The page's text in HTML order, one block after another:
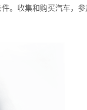
。收集和购买汽车，参